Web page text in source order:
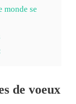
monde se
de voeux